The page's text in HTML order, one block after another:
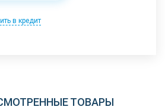
в кредит
ТОВАРЫ